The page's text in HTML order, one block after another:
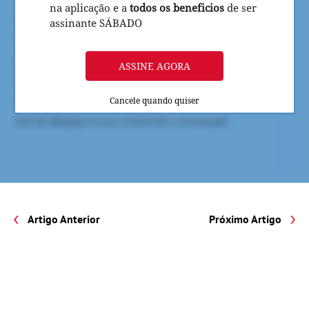
na aplicação e a todos os beneficios de ser
assinante SÁBADO
ASSINE AGORA
Cancele quando quiser
Artigo Anterior Próximo Artigo